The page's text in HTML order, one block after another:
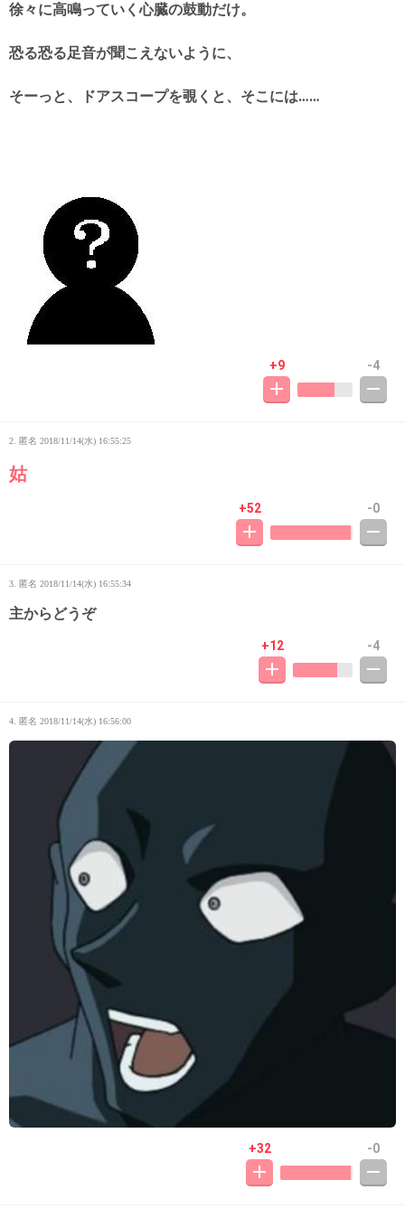
徐々に高鳴っていく心臓の鼓動だけ。
恐る恐る足音が聞こえないように、
そーっと、ドアスコープを覗くと、そこには……
+9 -4
2. 匿名 2018/11/14(水) 16:55:25
姑
+52 -0
3. 匿名 2018/11/14(水) 16:55:34
主からどうぞ
+12 -4
4. 匿名 2018/11/14(水) 16:56:00
+32 -0